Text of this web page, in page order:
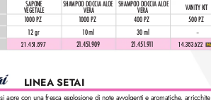
LINEA SETAI
apre con una fresca esplosione di note avvolgenti e aromatiche, arricchite
SAPONE
VEGETALE
SHAMPOO DOCCIA ALOE
VERA
SHAMPOO DOCCIA ALOE
VERA
VANITY KIT
1000 PZ 1000 PZ 400 PZ 500 PZ
12 gr 10 ml 30 ml –
21.451.897 21 .451.909 21 .451.911 14.383.622